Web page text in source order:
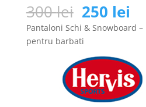
300lei Prețul
inițial
a
fost:
300 lei.
250 lei
Pantaloni Schi & Snowboard
pentru barbati